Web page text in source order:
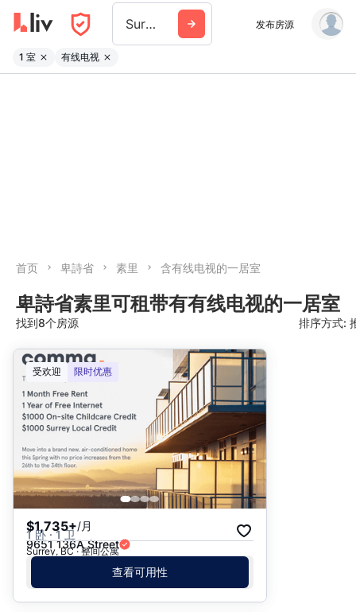
Surrey 发布房源
1 室 有线电视
首页 卑詩省 素里 含有线电视的一居室
卑詩省素里可租带有有线电视的一居室
找到8个房源 排序方式:
推荐
日期: 最新日期在前
日期: 过往日期在前
价格 - $$$ 到 $
价格 - $ 到 $$$
受欢迎 限时优惠
$1,735+/月
1 卧 · 1 卫
9651 136A Street
Surrey, BC · 整间公寓
查看可用性